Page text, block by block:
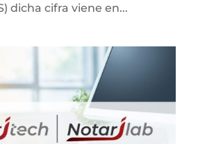
dicha cifra viene en...